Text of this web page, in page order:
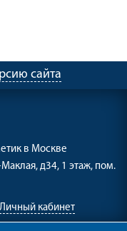
сайта
в Москве
д34, 1 этаж, пом.
Личный кабинет